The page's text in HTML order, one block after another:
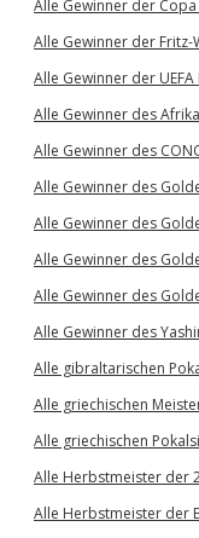
Alle Gewinner der
Alle Gewinner der
Alle Gewinner der
Alle Gewinner des
Alle Gewinner des
Alle Gewinner des
Alle Gewinner des
Alle Gewinner des
Alle Gewinner des
Alle Gewinner des
Alle gibraltarischen
Alle griechischen
Alle griechischen
Alle Herbstmeister der
Alle Herbstmeister der